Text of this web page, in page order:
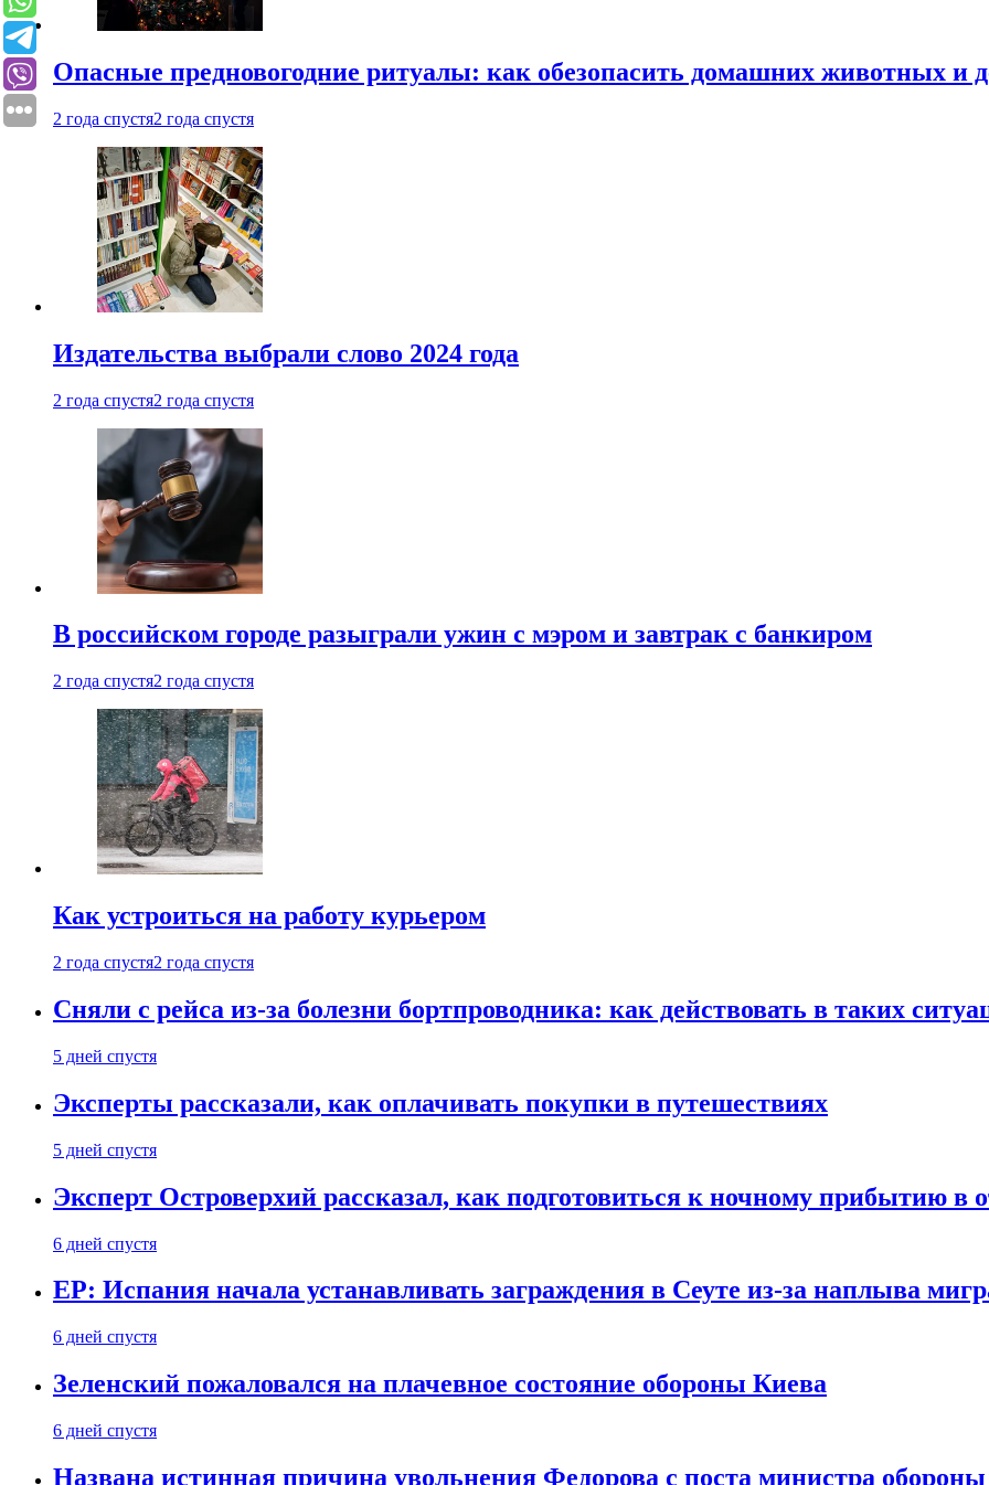
Опасные предновогодние ритуалы: как обезопасить домашних животных и
2 года спустя2 года спустя
Издательства выбрали слово 2024 года
2 года спустя2 года спустя
В российском городе разыграли ужин с мэром и завтрак с банкиром
2 года спустя2 года спустя
Как устроиться на работу курьером
2 года спустя2 года спустя
Сняли с рейса из-за болезни бортпроводника: как действовать в таких
5 дней спустя
Эксперты рассказали, как оплачивать покупки в путешествиях
5 дней спустя
Эксперт Островерхий рассказал, как подготовиться к ночному прибытию в
6 дней спустя
EP: Испания начала устанавливать заграждения в Сеуте из-за наплыва
6 дней спустя
Зеленский пожаловался на плачевное состояние обороны Киева
6 дней спустя
Названа истинная причина увольнения Федорова с поста министра